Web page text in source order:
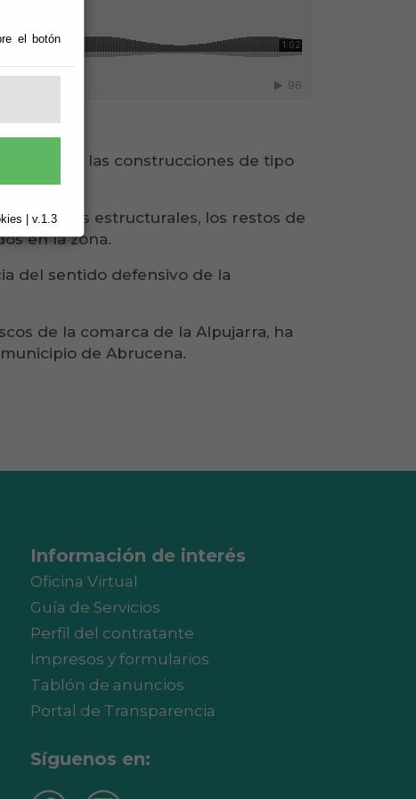
el botón
| v.1.3
parte de las construcciones de tipo
bases estructurales, los restos de
en la zona.
del sentido defensivo de la
de la comarca de la Alpujarra, ha
de Abrucena.
Información de interés
Oficina Virtual
Guía de Servicios
Perfil del contratante
Impresos y formularios
Tablón de anuncios
Portal de Transparencia
Síguenos en: